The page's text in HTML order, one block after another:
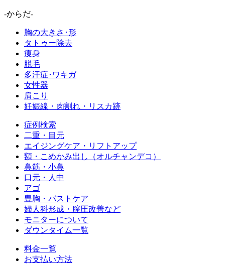
-からだ-
胸の大きさ･形
タトゥー除去
痩身
脱毛
多汗症･ワキガ
女性器
肩こり
妊娠線・肉割れ・リスカ跡
症例検索
二重・目元
エイジングケア・リフトアップ
額・こめかみ出し（オルチャンデコ）
鼻筋・小鼻
口元・人中
アゴ
豊胸・バストケア
婦人科形成・膣圧改善など
モニターについて
ダウンタイム一覧
料金一覧
お支払い方法